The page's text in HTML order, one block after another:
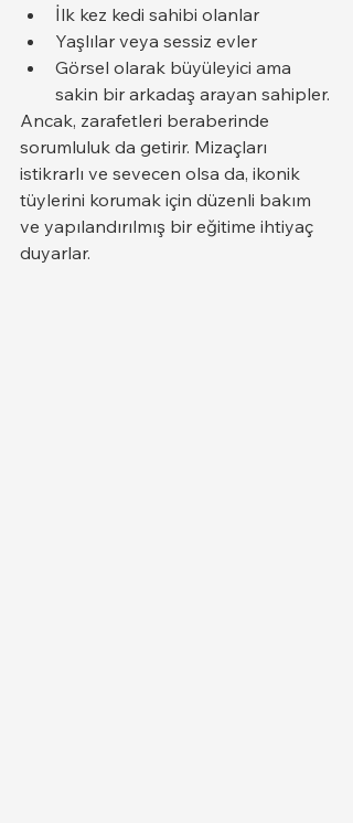
İlk kez kedi sahibi olanlar
Yaşlılar veya sessiz evler
Görsel olarak büyüleyici ama
sakin bir arkadaş arayan sahipler.
Ancak, zarafetleri beraberinde
sorumluluk da getirir. Mizaçları
istikrarlı ve sevecen olsa da, ikonik
tüylerini korumak için düzenli bakım
ve yapılandırılmış bir eğitime ihtiyaç
duyarlar.